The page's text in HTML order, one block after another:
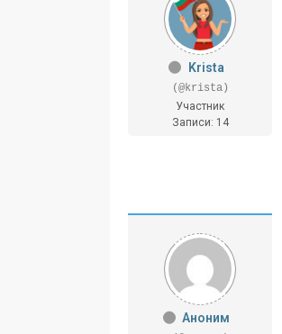
Krista
(@krista)
Участник
Записи: 14
Аноним